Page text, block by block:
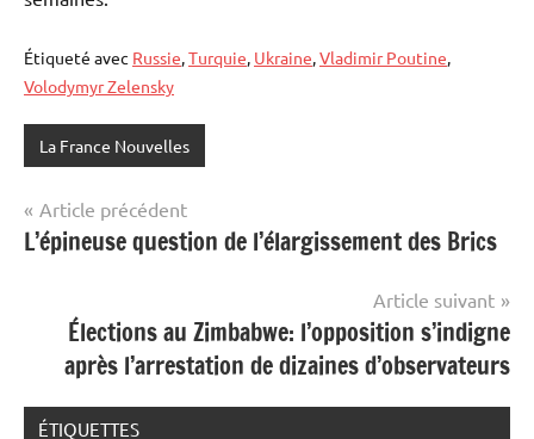
Étiqueté avec Russie Turquie Ukraine Vladimir Poutine
Volodymyr Zelensky
La France Nouvelles
Navigation
de
Article précédent
L’épineuse question de l’élargissement des Brics
Article suivant
Élections au Zimbabwe: l’opposition s’indigne
après l’arrestation de dizaines d’observateurs
ÉTIQUETTES